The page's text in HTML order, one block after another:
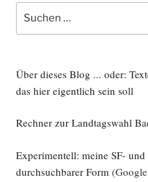
Suche
nach:
Über dieses Blog ... oder:
das hier eigentlich sein soll
Rechner zur Landtagswahl
Experimentell: meine SF-
durchsuchbarer Form